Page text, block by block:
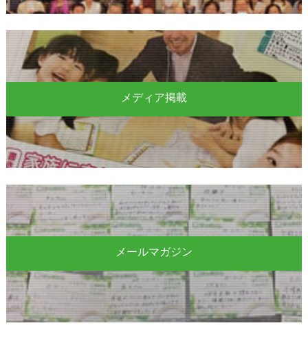
メディア掲載
メールマガジン